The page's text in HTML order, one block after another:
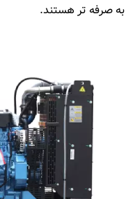
صرفه ‌تر هستند.